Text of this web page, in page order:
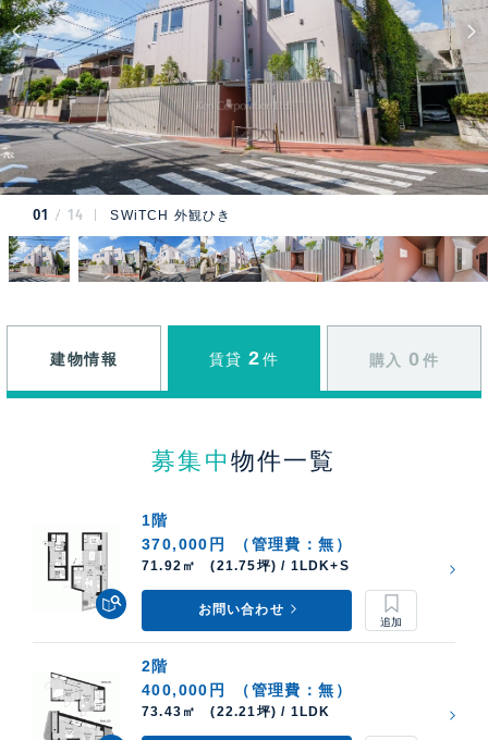
01 14 SWiTCH 外観ひき
建物情報 賃貸 2 件 購入 0 件
募集中 物件一覧
1階
370,000円
（管理費：無）
71.92㎡ (21.75坪) / 1LDK+S
お問い合わせ
2階
400,000円
（管理費：無）
73.43㎡ (22.21坪) / 1LDK